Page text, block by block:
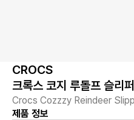
CROCS
크록스 코지 루돌프 슬리퍼
Crocs Cozzzy Reindeer
제품 정보